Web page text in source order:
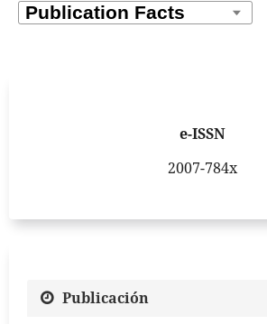
e-ISSN
2007-784x
Publicación